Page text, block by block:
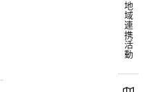
地域連携活動